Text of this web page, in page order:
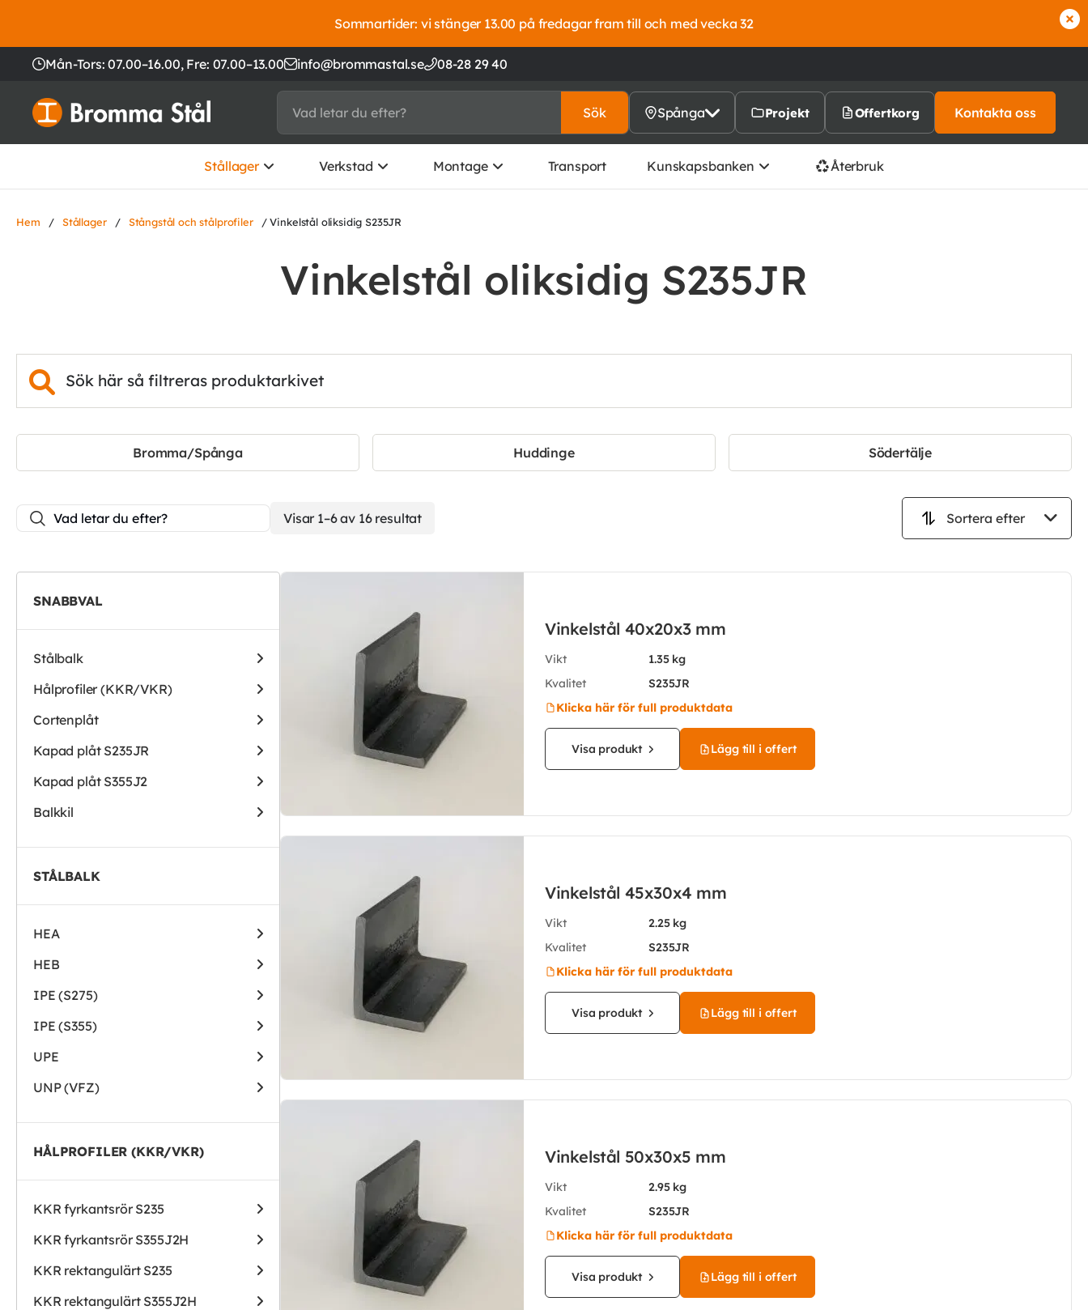
Sommartider: vi stänger 13.00 på fredagar fram till och med vecka 32
Mån-Tors: 07.00–16.00, Fre: 07.00–13.00 info@brommastal.se 08-28 29 40
Sök Spånga Projekt Offertkorg Kontakta oss
Stållager Verkstad Montage Transport Kunskapsbanken Återbruk
Hem / Stållager / Stångstål och stålprofiler / Vinkelstål oliksidig S235JR
Vinkelstål oliksidig S235JR
Bromma/Spånga Huddinge Södertälje
Visar 1–6 av 16 resultat
SNABBVAL
Stålbalk
Hålprofiler (KKR/VKR)
Cortenplåt
Kapad plåt S235JR
Kapad plåt S355J2
Balkkil
STÅLBALK
HEA
HEB
IPE (S275)
IPE (S355)
UPE
UNP (VFZ)
HÅLPROFILER (KKR/VKR)
KKR fyrkantsrör S235
KKR fyrkantsrör S355J2H
KKR rektangulärt S235
KKR rektangulärt S355J2H
Vinkelstål 40x20x3 mm
Vikt
1.35 kg
Kvalitet
S235JR
Klicka här för full produktdata
Visa produkt Lägg till i offert
Vinkelstål 45x30x4 mm
Vikt
2.25 kg
Kvalitet
S235JR
Klicka här för full produktdata
Visa produkt Lägg till i offert
Vinkelstål 50x30x5 mm
Vikt
2.95 kg
Kvalitet
S235JR
Klicka här för full produktdata
Visa produkt Lägg till i offert